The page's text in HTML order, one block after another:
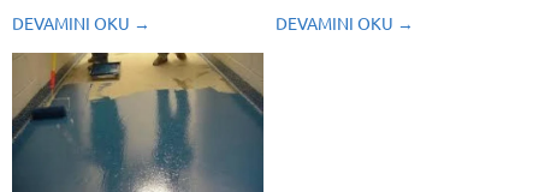
standartlara uygunluk açısından
en kritik zemin kaplama
çözümlerinden biridir. Özellikle
yolcu gemileri, yatlar, askeri
gemiler ve yük gemilerinde
yangın güvenliği büyük önem
Özellikleri:...
DEVAMINI OKU →
ekonomik fiyatları, kolay
DEVAMINI OKU →